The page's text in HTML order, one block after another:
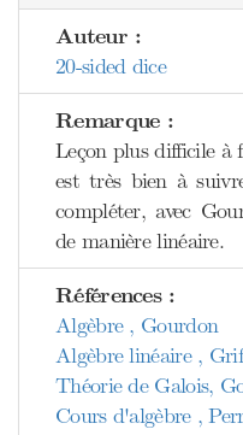
Auteur :
20-sided dice
Remarque :
Leçon plus difficile
est très bien à
compléter, avec
de manière linéaire.
Références :
Algèbre , Gourdon
Algèbre linéaire ,
Théorie de Galois,
Cours d'algèbre ,